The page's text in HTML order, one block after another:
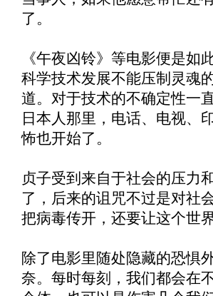
了。
《午夜凶铃》等电影便是如
科学技术发展不能压制灵魂
道。对于技术的不确定性一
日本人那里，电话、电视、
怖也开始了。
贞子受到来自于社会的压力
了，后来的诅咒不过是对社
把病毒传开，还要让这个世
除了电影里随处隐藏的恐惧
奈。每时每刻，我们都会在